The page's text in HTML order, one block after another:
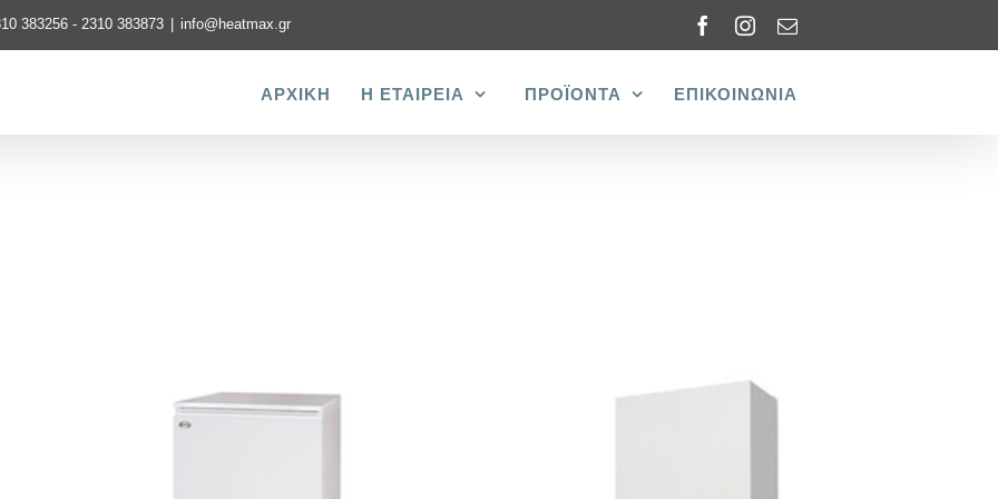
383256 - 2310 383873 info@heatmax.gr FacebookInstagram
Email
ΑΡΧΙΚΗ Η ΕΤΑΙΡΕΙΑ ΠΡΟΪΟΝΤΑ ΕΠΙΚΟΙΝΩΝΙΑ